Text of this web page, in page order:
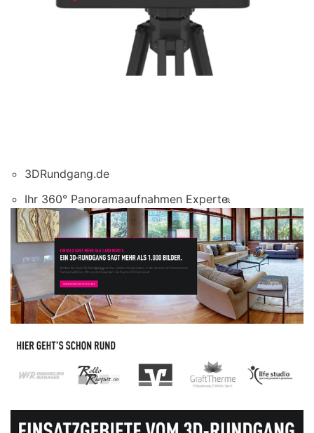
3DRundgang.de
Ihr 360° Panoramaaufnahmen Experte.